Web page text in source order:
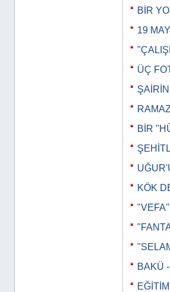
BİR
19
ÜÇ
BİR
KÖK
BAKÜ